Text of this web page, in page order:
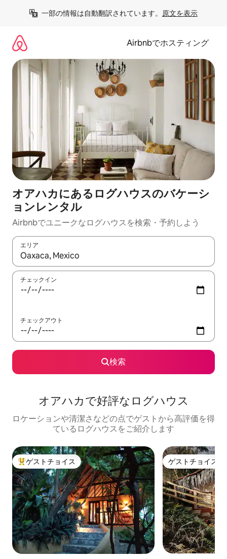
一部の情報は自動翻訳されています。 原文を表示
Airbnbでホスティング
オアハカにあるログハウスのバケーシ
ョンレンタル
Airbnbでユニークなログハウスを検索・予約しよう
エリア
検索結果が表示されたら、上下の矢印キーを使って移動するか
チェックイン
チェックアウト
検索
オアハカで好評なログハウス
ロケーションや清潔さなどの点でゲストから高評価を得
ているログハウスをご紹介します
大好評のゲストチョイスです。
ゲストチョイス ゲストチョイス
ゲストチョイス